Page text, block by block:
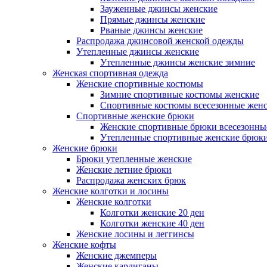
Зауженные джинсы женские
Прямые джинсы женские
Рваные джинсы женские
Распродажа джинсовой женской одежды
Утепленные джинсы женские
Утепленные джинсы женские зимние
Женская спортивная одежда
Женские спортивные костюмы
Зимние спортивные костюмы женские
Спортивные костюмы всесезонные
Спортивные женские брюки
Женские спортивные брюки
Утепленные спортивные женские
Женские брюки
Брюки утепленные женские
Женские летние брюки
Распродажа женских брюк
Женские колготки и лосины
Женские колготки
Колготки женские 20 ден
Колготки женские 40 ден
Женские лосины и леггинсы
Женские кофты
Женские джемперы